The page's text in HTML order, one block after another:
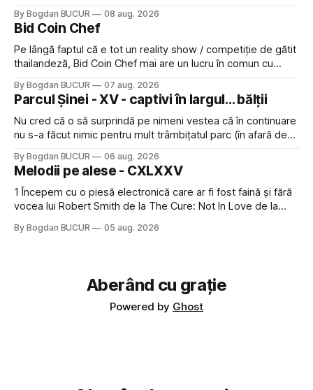
feedback-ului și eram în toate bune, de data asta am dat
click să le las un rating. Un 5
By Bogdan BUCUR 08 aug. 2026
Bid Coin Chef
Pe lângă faptul că e tot un reality show / competiție de gătit
thailandeză, Bid Coin Chef mai are un lucru în comun cu
lăsat rece la prima vedere, după care m-a făcut să mă
îndrăgostesc de el. Nu mi-a plăcut faptul
By Bogdan BUCUR 07 aug. 2026
Parcul Șinei - XV - captivi în largul... bălții
Nu cred că o să surprindă pe nimeni vestea că în continuare
nu s-a făcut nimic pentru mult trâmbițatul parc (în afară de
timp pui și latră prin gard la lumea care trece prin zonă). Am
avut, în schimb, o belea
By Bogdan BUCUR 06 aug. 2026
Melodii pe alese - CXLXXV
1 Începem cu o piesă electronică care ar fi fost faină și fără
vocea lui Robert Smith de la The Cure: Not In Love de la
a dovedit că jumătatea masculină a acelui duo era cam
By Bogdan BUCUR 05 aug. 2026
Aberând cu grație
Powered by Ghost